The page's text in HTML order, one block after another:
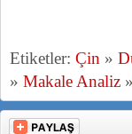
Etiketler: Çin »
» Makale Analiz »